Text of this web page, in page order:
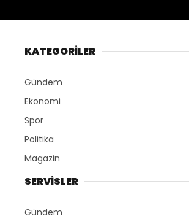
KATEGORİLER
Gündem
Ekonomi
Spor
Politika
Magazin
SERVİSLER
Gündem